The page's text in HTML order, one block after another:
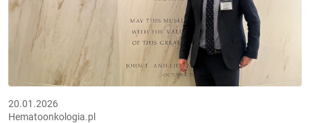
20.01.2026
Hematoonkologia.pl